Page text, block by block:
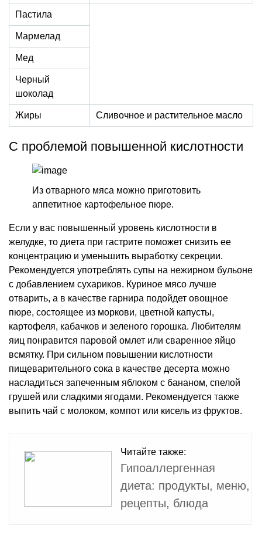
Пастила
Мармелад
Мед
Черный
шоколад
Жиры Сливочное и растительное масло
С проблемой повышенной кислотности
Из отварного мяса можно приготовить
аппетитное картофельное пюре.
Если у вас повышенный уровень кислотности в
желудке, то диета при гастрите поможет снизить ее
концентрацию и уменьшить выработку секреции.
Рекомендуется употреблять супы на нежирном бульоне
с добавлением сухариков. Куриное мясо лучше
отварить, а в качестве гарнира подойдет овощное
пюре, состоящее из моркови, цветной капусты,
картофеля, кабачков и зеленого горошка. Любителям
яиц понравится паровой омлет или сваренное яйцо
всмятку. При сильном повышении кислотности
пищеварительного сока в качестве десерта можно
насладиться запеченным яблоком с бананом, спелой
грушей или сладкими ягодами. Рекомендуется также
выпить чай с молоком, компот или кисель из фруктов.
Читайте также:
Гипоаллергенная
диета: продукты, меню,
рецепты, блюда